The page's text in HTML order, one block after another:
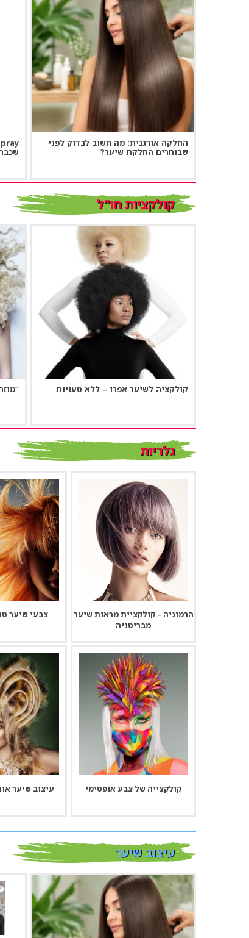
החלקה אורגנית: מה חשוב לבדוק לפני
שבוחרים החלקת שיער?
קולקציות חו"ל
קולקציה לשיער אפרו – ללא טעויות
גלריות
הרמוניה – קולקציית מראות שיער
מבריטניה
צבעי שיער
קולקצייה של צבע אופטימי עיצוב שיער
עיצוב שיער